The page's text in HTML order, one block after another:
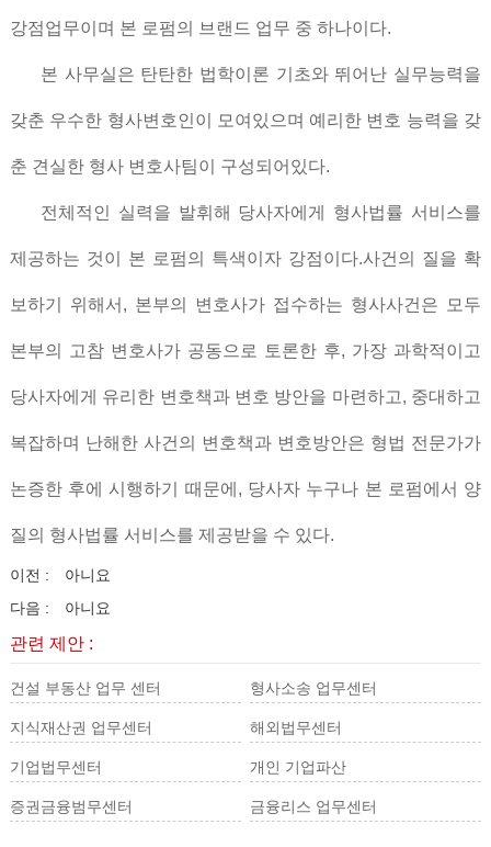
강점업무이며 본 로펌의 브랜드 업무 중 하나이다.
본 사무실은 탄탄한 법학이론 기초와 뛰어난 실무능력을
갖춘 우수한 형사변호인이 모여있으며 예리한 변호 능력을 갖
춘 견실한 형사 변호사팀이 구성되어있다.
전체적인 실력을 발휘해 당사자에게 형사법률 서비스를
제공하는 것이 본 로펌의 특색이자 강점이다.사건의 질을 확
보하기 위해서, 본부의 변호사가 접수하는 형사사건은 모두
본부의 고참 변호사가 공동으로 토론한 후, 가장 과학적이고
당사자에게 유리한 변호책과 변호 방안을 마련하고, 중대하고
복잡하며 난해한 사건의 변호책과 변호방안은 형법 전문가가
논증한 후에 시행하기 때문에, 당사자 누구나 본 로펌에서 양
질의 형사법률 서비스를 제공받을 수 있다.
이전 :
아니요
다음 :
아니요
관련 제안 :
건설 부동산 업무 센터 형사소송 업무센터
지식재산권 업무센터 해외법무센터
기업법무센터 개인 기업파산
증권금융범무센터 금융리스 업무센터